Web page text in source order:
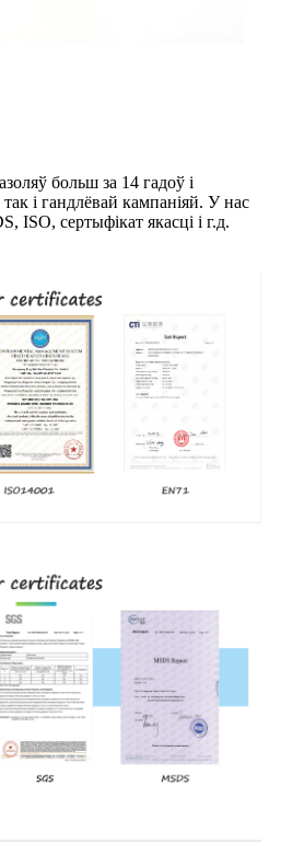
больш за 14 гадоў і
і гандлёвай кампаніяй. У нас
ISO, сертыфікат якасці і г.д.